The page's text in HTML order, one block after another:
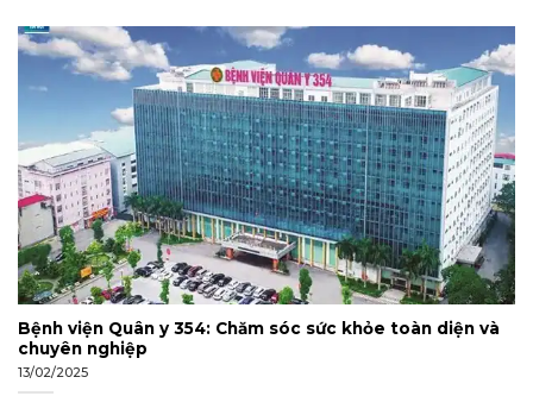
Bệnh viện Quân y 354: Chăm sóc sức khỏe toàn diện và
chuyên nghiệp
13/02/2025